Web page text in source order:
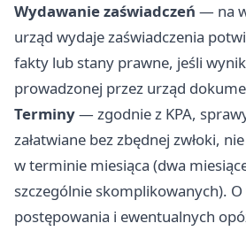
Wydawanie zaświadczeń — na
urząd wydaje zaświadczenia
fakty lub stany prawne, jeśli
prowadzonej przez urząd
Terminy— zgodnie z KPA,
załatwiane bez zbędnej zwłoki,
w terminie miesiąca (dwa
szczególnie skomplikowanych). O
postępowania i ewentualnych